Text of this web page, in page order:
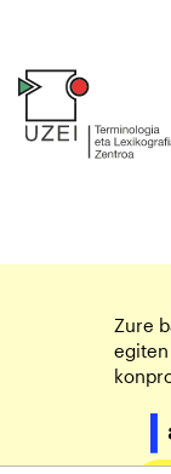
Zure
egiten